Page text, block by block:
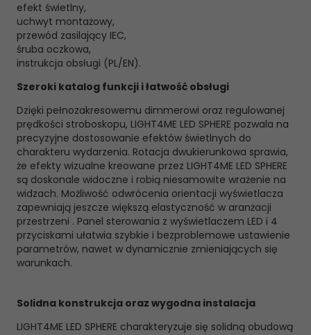
efekt świetlny,
uchwyt montażowy,
przewód zasilający IEC,
śruba oczkowa,
instrukcja obsługi (PL/EN).
Szeroki katalog funkcji i łatwość obsługi
Dzięki pełnozakresowemu dimmerowi oraz regulowanej
prędkości stroboskopu, LIGHT4ME LED SPHERE pozwala na
precyzyjne dostosowanie efektów świetlnych do
charakteru wydarzenia. Rotacja dwukierunkowa sprawia,
że efekty wizualne kreowane przez LIGHT4ME LED SPHERE
są doskonale widoczne i robią niesamowite wrażenie na
widzach. Możliwość odwrócenia orientacji wyświetlacza
zapewniają jeszcze większą elastyczność w aranżacji
przestrzeni . Panel sterowania z wyświetlaczem LED i 4
przyciskami ułatwia szybkie i bezproblemowe ustawienie
parametrów, nawet w dynamicznie zmieniających się
warunkach.
Solidna konstrukcja oraz wygodna instalacja
LIGHT4ME LED SPHERE charakteryzuje się solidną obudową